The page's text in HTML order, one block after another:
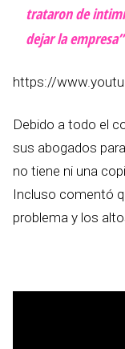
trataron de
dejar la
https://
Debido a todo el
sus abogados
no tiene ni una
Incluso comentó
problema y los